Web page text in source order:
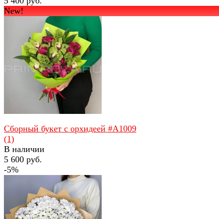
избранное сравнить
New!
Сборный букет с орхидеей #A1009
(1)
В наличии
5 600 руб.
-5%